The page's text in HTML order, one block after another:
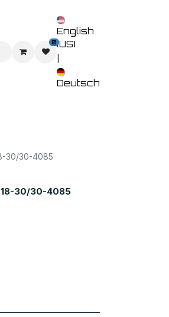
Veranstaltungen
0
English
(US)
Deutsch
30/30-4085
30/30-4085